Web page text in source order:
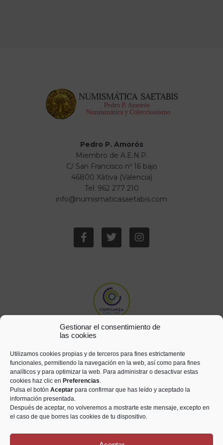
Gestionar el consentimiento de
las cookies
Utilizamos cookies propias y de terceros para fines estrictamente
funcionales, permitiendo la navegación en la web, así como para fines
analíticos y para optimizar la web. Para administrar o desactivar estas
cookies haz clic en Preferencias.
Pulsa el botón Aceptar para confirmar que has leído y aceptado la
información presentada.
Después de aceptar, no volveremos a mostrarte este mensaje, excepto en
el caso de que borres las cookies de tu dispositivo.
Pedro P. Amorós
Miembro de A.E.N.P.
C/ San Francisco nº 16 bajo
46800 Xàtiva (Valencia)
Tel: 962 277 210
info@numismaticasaetabis.com